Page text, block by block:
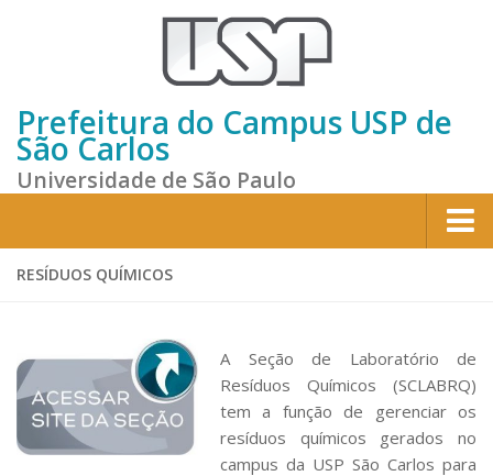
Prefeitura do Campus USP de
São Carlos
Universidade de São Paulo
Home
Sobre a Prefeitura
Gestão atual
Missão e Valores
Divisões e Seções
RESÍDUOS QUÍMICOS
A Seção de Laboratório de
Resíduos Químicos (SCLABRQ)
tem a função de gerenciar os
resíduos químicos gerados no
campus da USP São Carlos para